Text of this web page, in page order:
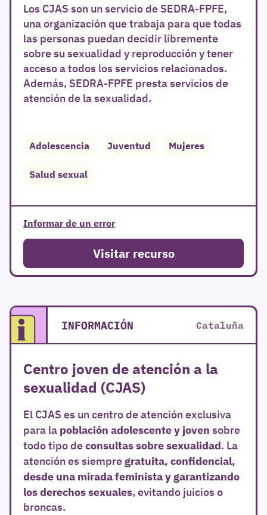
Los CJAS son un servicio de SEDRA-FPFE,
una organización que trabaja para que todas
las personas puedan decidir libremente
sobre su sexualidad y reproducción y tener
acceso a todos los servicios relacionados.
Además, SEDRA-FPFE presta servicios de
atención de la sexualidad.
Adolescencia Juventud Mujeres
Salud sexual
Informar de un error
Visitar recurso
INFORMACIÓN Cataluña
Centro joven de atención a la
sexualidad (CJAS)
El CJAS es un centro de atención exclusiva
para la población adolescente y joven sobre
todo tipo deconsultas sobre sexualidad. La
atención es siempre gratuita, confidencial,
desde una mirada feminista y garantizando
los derechos sexuales, evitando juicios o
broncas.